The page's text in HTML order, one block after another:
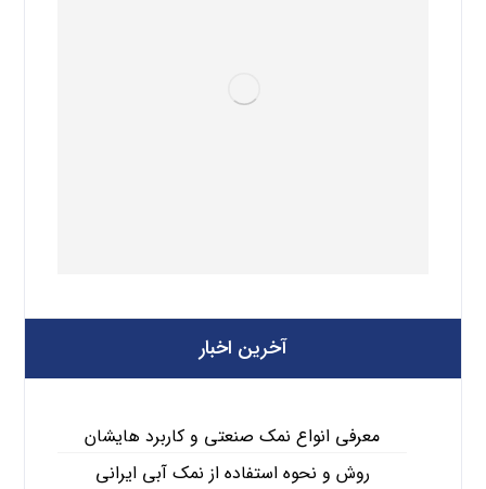
آخرین اخبار
معرفی انواع نمک صنعتی و کاربرد هایشان
روش و نحوه استفاده از نمک آبی ایرانی